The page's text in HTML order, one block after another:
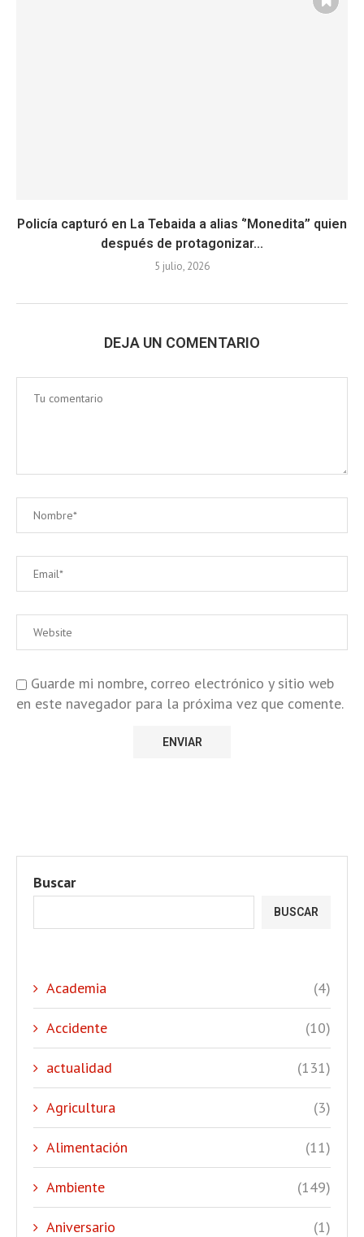
Policía capturó en La Tebaida a alias ‘’Monedita’’ quien
después de protagonizar...
5 julio, 2026
DEJA UN COMENTARIO
Guarde mi nombre, correo electrónico y sitio web
en este navegador para la próxima vez que comente.
Buscar
BUSCAR
Academia (4)
Accidente (10)
actualidad (131)
Agricultura (3)
Alimentación (11)
Ambiente (149)
Aniversario (1)